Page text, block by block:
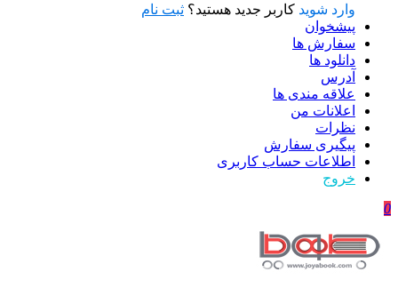
وارد شوید کاربر جدید هستید؟ ثبت نام
پیشخوان
سفارش ها
دانلود ها
آدرس
علاقه مندی ها
اعلانات من
نظرات
پیگیری سفارش
اطلاعات حساب كاربری
خروج
0